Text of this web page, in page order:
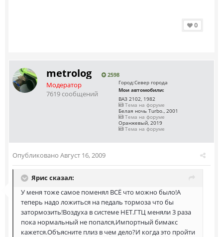
0
metrolog 2598
Модератор
7619 сообщений
Город:Север города
Мои автомобили:
ВАЗ 2102, 1982
Тема на форуме
Белая ночь Turbo., 2001
Тема на форуме
Оранжевый, 2019
Тема на форуме
Опубликовано Август 16, 2009
Ярис сказал:
У меня тоже самое поменял ВСЁ что можно было!А
теперь надо ложиться на педаль тормоза что бы
затормозить!Воздуха в системе НЕТ.ГТЦ меняли 3 раза
пока нормальный не попался,Импортный бимакс
кажется.Объясните плиз в чем дело?И когда это пройти